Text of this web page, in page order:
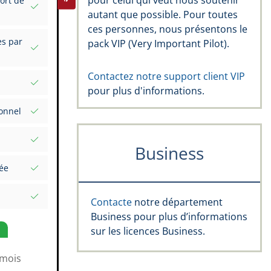
par
autant que possible. Pour toutes
ces personnes, nous présentons le
pack VIP (Very Important Pilot).
Contactez notre support client VIP
pour plus d'informations.
Business
Contacte notre département
Business pour plus d’informations
sur les licences Business.